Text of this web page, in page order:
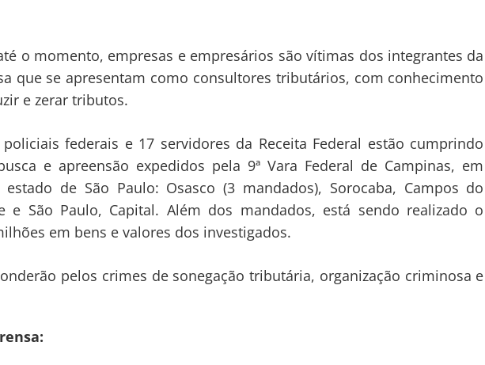
o momento, empresas e empresários são vítimas dos integrantes da
que se apresentam como consultores tributários, com conhecimento
e zerar tributos.
federais e 17 servidores da Receita Federal estão cumprindo
e apreensão expedidos pela 9ª Vara Federal de Campinas, em
de São Paulo: Osasco (3 mandados), Sorocaba, Campos do
e São Paulo, Capital. Além dos mandados, está sendo realizado o
em bens e valores dos investigados.
pelos crimes de sonegação tributária, organização criminosa e